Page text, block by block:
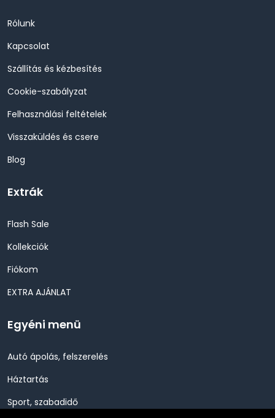
Rólunk
Kapcsolat
Szállítás és kézbesítés
Cookie-szabályzat
Felhasználási feltételek
Visszaküldés és csere
Blog
Extrák
Flash Sale
Kollekciók
Fiókom
EXTRA AJÁNLAT
Egyéni menü
Autó ápolás, felszerelés
Háztartás
Sport, szabadidő